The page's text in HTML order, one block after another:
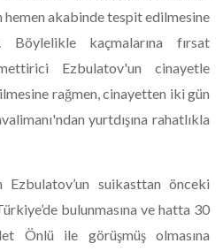
hemen akabinde tespit edilmesine
Böylelikle kaçmalarına fırsat
Ezbulatov'un cinayetle
rağmen, cinayetten iki gün
yurtdışına rahatlıkla
Ezbulatov’un suikasttan önceki
bulunmasına ve hatta 30
Önlü ile görüşmüş olmasına